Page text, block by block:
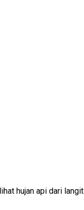
hujan api dari langit